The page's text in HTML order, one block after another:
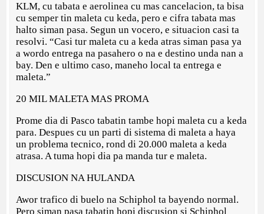
KLM, cu tabata e aerolinea cu mas cancelacion, ta bisa
cu semper tin maleta cu keda, pero e cifra tabata mas
halto siman pasa. Segun un vocero, e situacion casi ta
resolvi. “Casi tur maleta cu a keda atras siman pasa ya
a wordo entrega na pasahero o na e destino unda nan a
bay. Den e ultimo caso, maneho local ta entrega e
maleta.”
20 MIL MALETA MAS PROMA
Prome dia di Pasco tabatin tambe hopi maleta cu a keda
para. Despues cu un parti di sistema di maleta a haya
un problema tecnico, rond di 20.000 maleta a keda
atrasa. A tuma hopi dia pa manda tur e maleta.
DISCUSION NA HULANDA
Awor trafico di buelo na Schiphol ta bayendo normal.
Pero siman pasa tabatin hopi discusion si Schiphol